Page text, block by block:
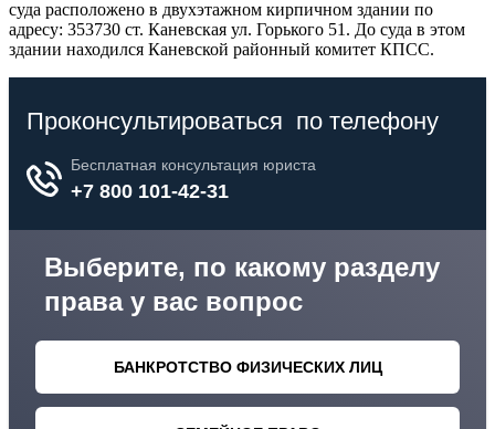
суда расположено в двухэтажном кирпичном здании по
адресу: 353730 ст. Каневская ул. Горького 51. До суда в этом
здании находился Каневской районный комитет КПСС.